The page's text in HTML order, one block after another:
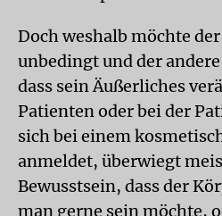
Doch weshalb möchte
unbedingt und der
dass sein Äußerliches
Patienten oder bei der
sich bei einem
anmeldet, überwiegt
Bewusstsein, dass der
man gerne sein möchte,